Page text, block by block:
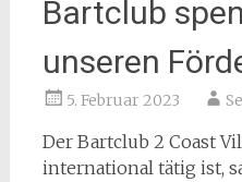
Bartclub
unseren
5. Februar 2023
Der Bartclub 2 Coast
international tätig ist,